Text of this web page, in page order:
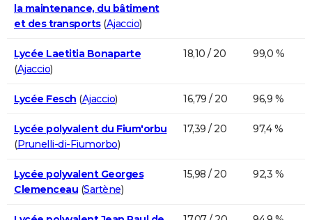
la maintenance, du bâtiment
et des transports(Ajaccio)
Lycée Laetitia Bonaparte
(Ajaccio)
18,10 / 20 99,0 %
Lycée Fesch (Ajaccio) 16,79 / 20 96,9 %
Lycée polyvalent du Fium'orbu
(Prunelli-di-Fiumorbo)
17,39 / 20 97,4 %
Lycée polyvalent Georges
Clemenceau (Sartène)
15,98 / 20 92,3 %